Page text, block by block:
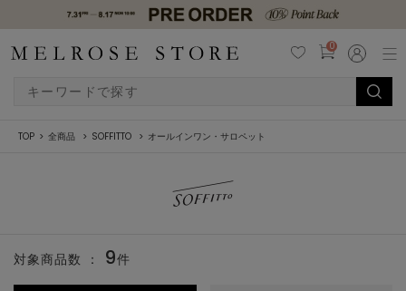
0
TOP 全商品 SOFFITTO オールインワン・サロペット
対象商品数 ： 9件